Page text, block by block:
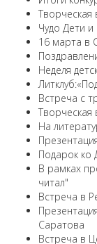
Чудо Дети и
16 марта в
Неделя
Встреча с
Творческая
На
Подарок ко
В рамках
читал"
Встреча в
Саратова
Встреча в